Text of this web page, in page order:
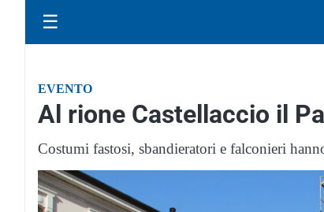
☰
EVENTO
Al rione Castellaccio il
Costumi fastosi, sbandieratori e falconieri